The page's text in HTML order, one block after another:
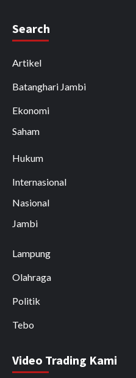
Search
Artikel
Batanghari Jambi
Ekonomi
Saham
Hukum
Internasional
Nasional
Jambi
Lampung
Olahraga
Politik
Tebo
Video Trading Kami